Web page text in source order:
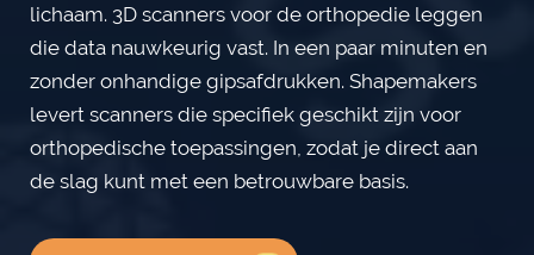
lichaam. 3D scanners voor de orthopedie leggen
die data nauwkeurig vast. In een paar minuten en
zonder onhandige gipsafdrukken. Shapemakers
levert scanners die specifiek geschikt zijn voor
orthopedische toepassingen, zodat je direct aan
de slag kunt met een betrouwbare basis.